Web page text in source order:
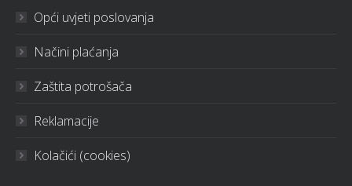
Opći uvjeti poslovanja
Načini plaćanja
Zaštita potrošača
Reklamacije
Kolačići (cookies)